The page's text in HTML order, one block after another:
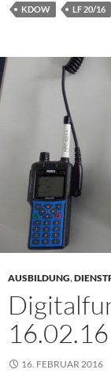
KDOW LF 20/16
AUSBILDUNG,
16.02.16
16. FEBRUAR 2016